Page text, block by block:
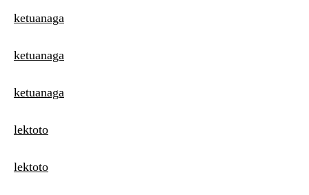
ketuanaga
ketuanaga
ketuanaga
lektoto
lektoto